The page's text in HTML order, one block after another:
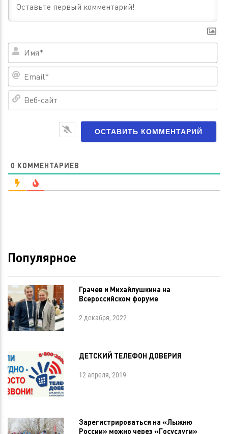
0 КОММЕНТАРИЕВ
Популярное
Грачев и Михайлушкина на
Всероссийском форуме
2 декабря, 2022
ДЕТСКИЙ ТЕЛЕФОН ДОВЕРИЯ
12 апреля, 2019
Зарегистрироваться на «Лыжню
России» можно через «Госуслуги»